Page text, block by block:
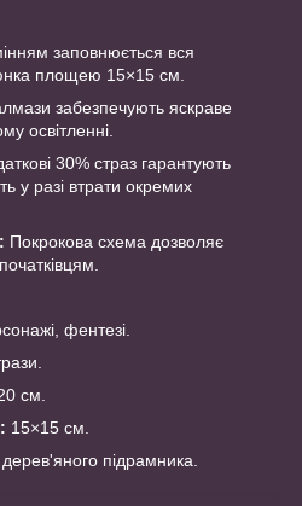
заповнюється вся
площею 15×15 см.
забезпечують яскраве
освітленні.
30% страз гарантують
у разі втрати окремих
Покрокова схема дозволяє
фентезі.
см.
15×15 см.
підрамника.